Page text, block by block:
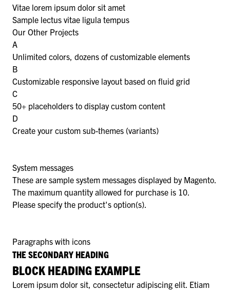
Vitae lorem ipsum dolor sit amet
Sample lectus vitae ligula tempus
Our Other Projects
A
Unlimited colors, dozens of customizable elements
B
Customizable responsive layout based on fluid grid
C
50+ placeholders to display custom content
D
Create your custom sub-themes (variants)
System messages
These are sample system messages displayed by Magento.
The maximum quantity allowed for purchase is 10.
Please specify the product's option(s).
Paragraphs with icons
THE SECONDARY HEADING
BLOCK HEADING EXAMPLE
Lorem ipsum dolor sit, consectetur adipiscing elit. Etiam